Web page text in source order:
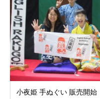
小夜姫 手ぬぐい 販売開始